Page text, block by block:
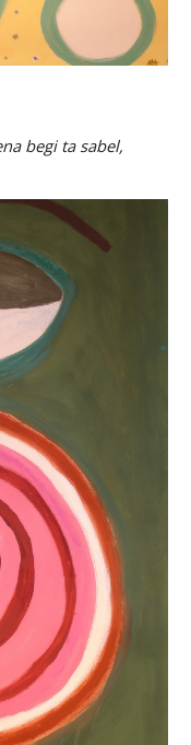
begi ta sabel,